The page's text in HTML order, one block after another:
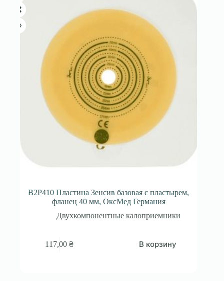
B2P410 Пластина Зенсив базовая с пластырем,
фланец 40 мм, ОксМед Германия
Двухкомпонентные калоприемники
117,00₴ В корзину